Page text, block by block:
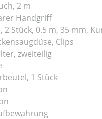
2 m
Handgriff
2 Stück, 0.5 m, 35 mm,
Clips
zweiteilig
1 Stück